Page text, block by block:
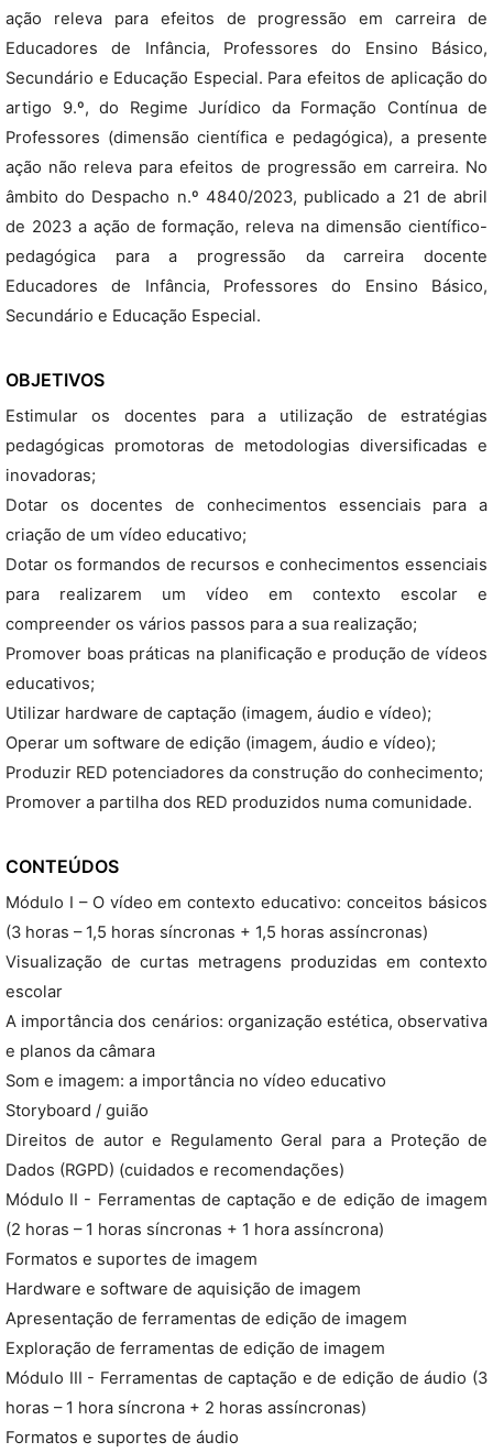
ação releva para efeitos de progressão em carreira de
Educadores de Infância, Professores do Ensino Básico,
Secundário e Educação Especial. Para efeitos de aplicação do
artigo 9.º, do Regime Jurídico da Formação Contínua de
Professores (dimensão científica e pedagógica), a presente
ação não releva para efeitos de progressão em carreira. No
âmbito do Despacho n.º 4840/2023, publicado a 21 de abril
de 2023 a ação de formação, releva na dimensão científico-
pedagógica para a progressão da carreira docente
Educadores de Infância, Professores do Ensino Básico,
Secundário e Educação Especial.
OBJETIVOS
Estimular os docentes para a utilização de estratégias
pedagógicas promotoras de metodologias diversificadas e
inovadoras;
Dotar os docentes de conhecimentos essenciais para a
criação de um vídeo educativo;
Dotar os formandos de recursos e conhecimentos essenciais
para realizarem um vídeo em contexto escolar e
compreender os vários passos para a sua realização;
Promover boas práticas na planificação e produção de vídeos
educativos;
Utilizar hardware de captação (imagem, áudio e vídeo);
Operar um software de edição (imagem, áudio e vídeo);
Produzir RED potenciadores da construção do conhecimento;
Promover a partilha dos RED produzidos numa comunidade.
CONTEÚDOS
Módulo I – O vídeo em contexto educativo: conceitos básicos
(3 horas – 1,5 horas síncronas + 1,5 horas assíncronas)
Visualização de curtas metragens produzidas em contexto
escolar
A importância dos cenários: organização estética, observativa
e planos da câmara
Som e imagem: a importância no vídeo educativo
Storyboard / guião
Direitos de autor e Regulamento Geral para a Proteção de
Dados (RGPD) (cuidados e recomendações)
Módulo II - Ferramentas de captação e de edição de imagem
(2 horas – 1 horas síncronas + 1 hora assíncrona)
Formatos e suportes de imagem
Hardware e software de aquisição de imagem
Apresentação de ferramentas de edição de imagem
Exploração de ferramentas de edição de imagem
Módulo III - Ferramentas de captação e de edição de áudio (3
horas – 1 hora síncrona + 2 horas assíncronas)
Formatos e suportes de áudio